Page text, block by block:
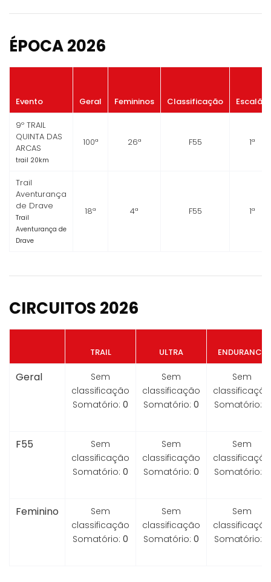
ÉPOCA 2026
Evento Geral Femininos Classificação Escalão
9º TRAIL
QUINTA DAS
ARCAS
trail 20km
100ª 26ª F55 1ª
Trail
Aventurança
de Drave
Trail
Aventurança de
Drave
18ª 4ª F55 1ª
CIRCUITOS 2026
TRAIL ULTRA ENDURANCE
Geral
Sem
classificação
Somatório: 0
Sem
classificação
Somatório: 0
Sem
classificação
Somatório:
F55
Sem
classificação
Somatório: 0
Sem
classificação
Somatório: 0
Sem
classificação
Somatório:
Feminino
Sem
classificação
Somatório: 0
Sem
classificação
Somatório: 0
Sem
classificação
Somatório: